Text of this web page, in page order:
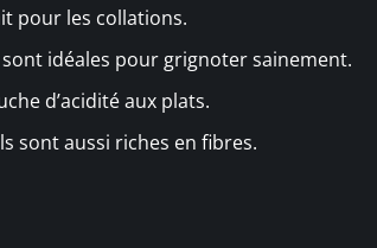
pour les collations.
idéales pour grignoter sainement.
d’acidité aux plats.
sont aussi riches en fibres.